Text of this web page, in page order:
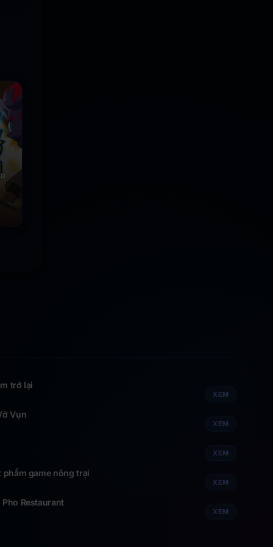
trở lại
XEM
Vụn
XEM
XEM
phẩm game nông trại
XEM
Restaurant
XEM